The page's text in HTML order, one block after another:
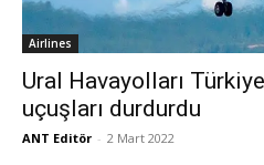
Airlines
Ural Havayolları
uçuşları durdurdu
ANT Editör - 2 Mart 2022